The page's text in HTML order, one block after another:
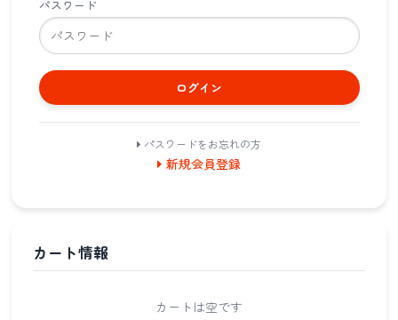
パスワード
ログイン
パスワードをお忘れの方
新規会員登録
カート情報
カートは空です